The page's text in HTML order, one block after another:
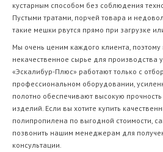
кустарным способом без соблюдения
Пустыми тратами, порчей товара и
такие мешки рвутся прямо при загрузке
Мы очень ценим каждого клиента,
некачественное сырье для производства
«Эскалибур-Плюс» работают только с
профессиональном оборудовании,
полотно обеспечивают высокую
изделий. Если вы хотите купить
полипропилена по выгодной стоимости,
позвонить нашим менеджерам для
консультации.